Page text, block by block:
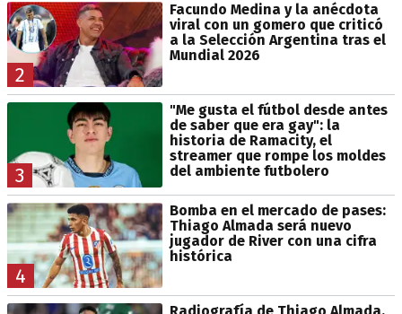
2
Facundo Medina y la anécdota
viral con un gomero que criticó
a la Selección Argentina tras el
Mundial 2026
3
"Me gusta el fútbol desde antes
de saber que era gay": la
historia de Ramacity, el
streamer que rompe los moldes
del ambiente futbolero
4
Bomba en el mercado de pases:
Thiago Almada será nuevo
jugador de River con una cifra
histórica